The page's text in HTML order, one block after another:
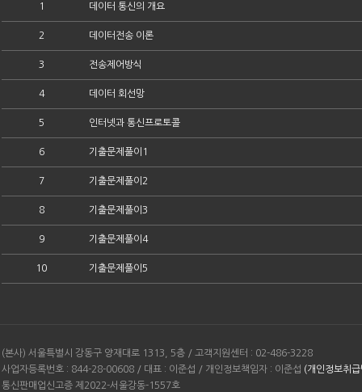
1 데이터 통신의 개요
2 데이터전송 이론
3 전송제어방식
4 데이터 회선망
5 인터넷과 통신프로토콜
6 기출문제풀이1
7 기출문제풀이2
8 기출문제풀이3
9 기출문제풀이4
10 기출문제풀이5
(본사) 서울특별시 강동구 양재대로 1313, 5층 / 고객지원센터 : 02-486-3228
사업자등록번호 : 844-28-00608 / 대표 : 이준섭 / 개인정보책임자 : 이준섭 (개인정보취
통신판매업신고증 제2022-서울강동-1557호